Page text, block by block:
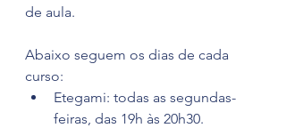
de aula.
Abaixo seguem os dias de cada
curso:
Etegami: todas as segundas-
feiras, das 19h às 20h30.